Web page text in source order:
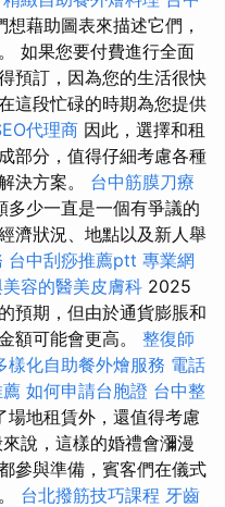
想藉助圖表來描述它們，
如果您要付費進行全面
預訂，因為您的生活很快
這段忙碌的時期為您提供
代理商 因此，選擇和租
部分，值得仔細考慮各種
決方案。 台中筋膜刀療
多少一直是一個有爭議的
濟狀況、地點以及新人舉
台中刮痧推薦ptt 專業網
容的醫美皮膚科 2025
預期，但由於通貨膨脹和
額可能會更高。 整復師
樣化自助餐外燴服務 電話
如何申請台胞證 台中整
場地租賃外，還值得考慮
說，這樣的婚禮會瀰漫
參與準備，賓客們在儀式
台北撥筋技巧課程 牙齒